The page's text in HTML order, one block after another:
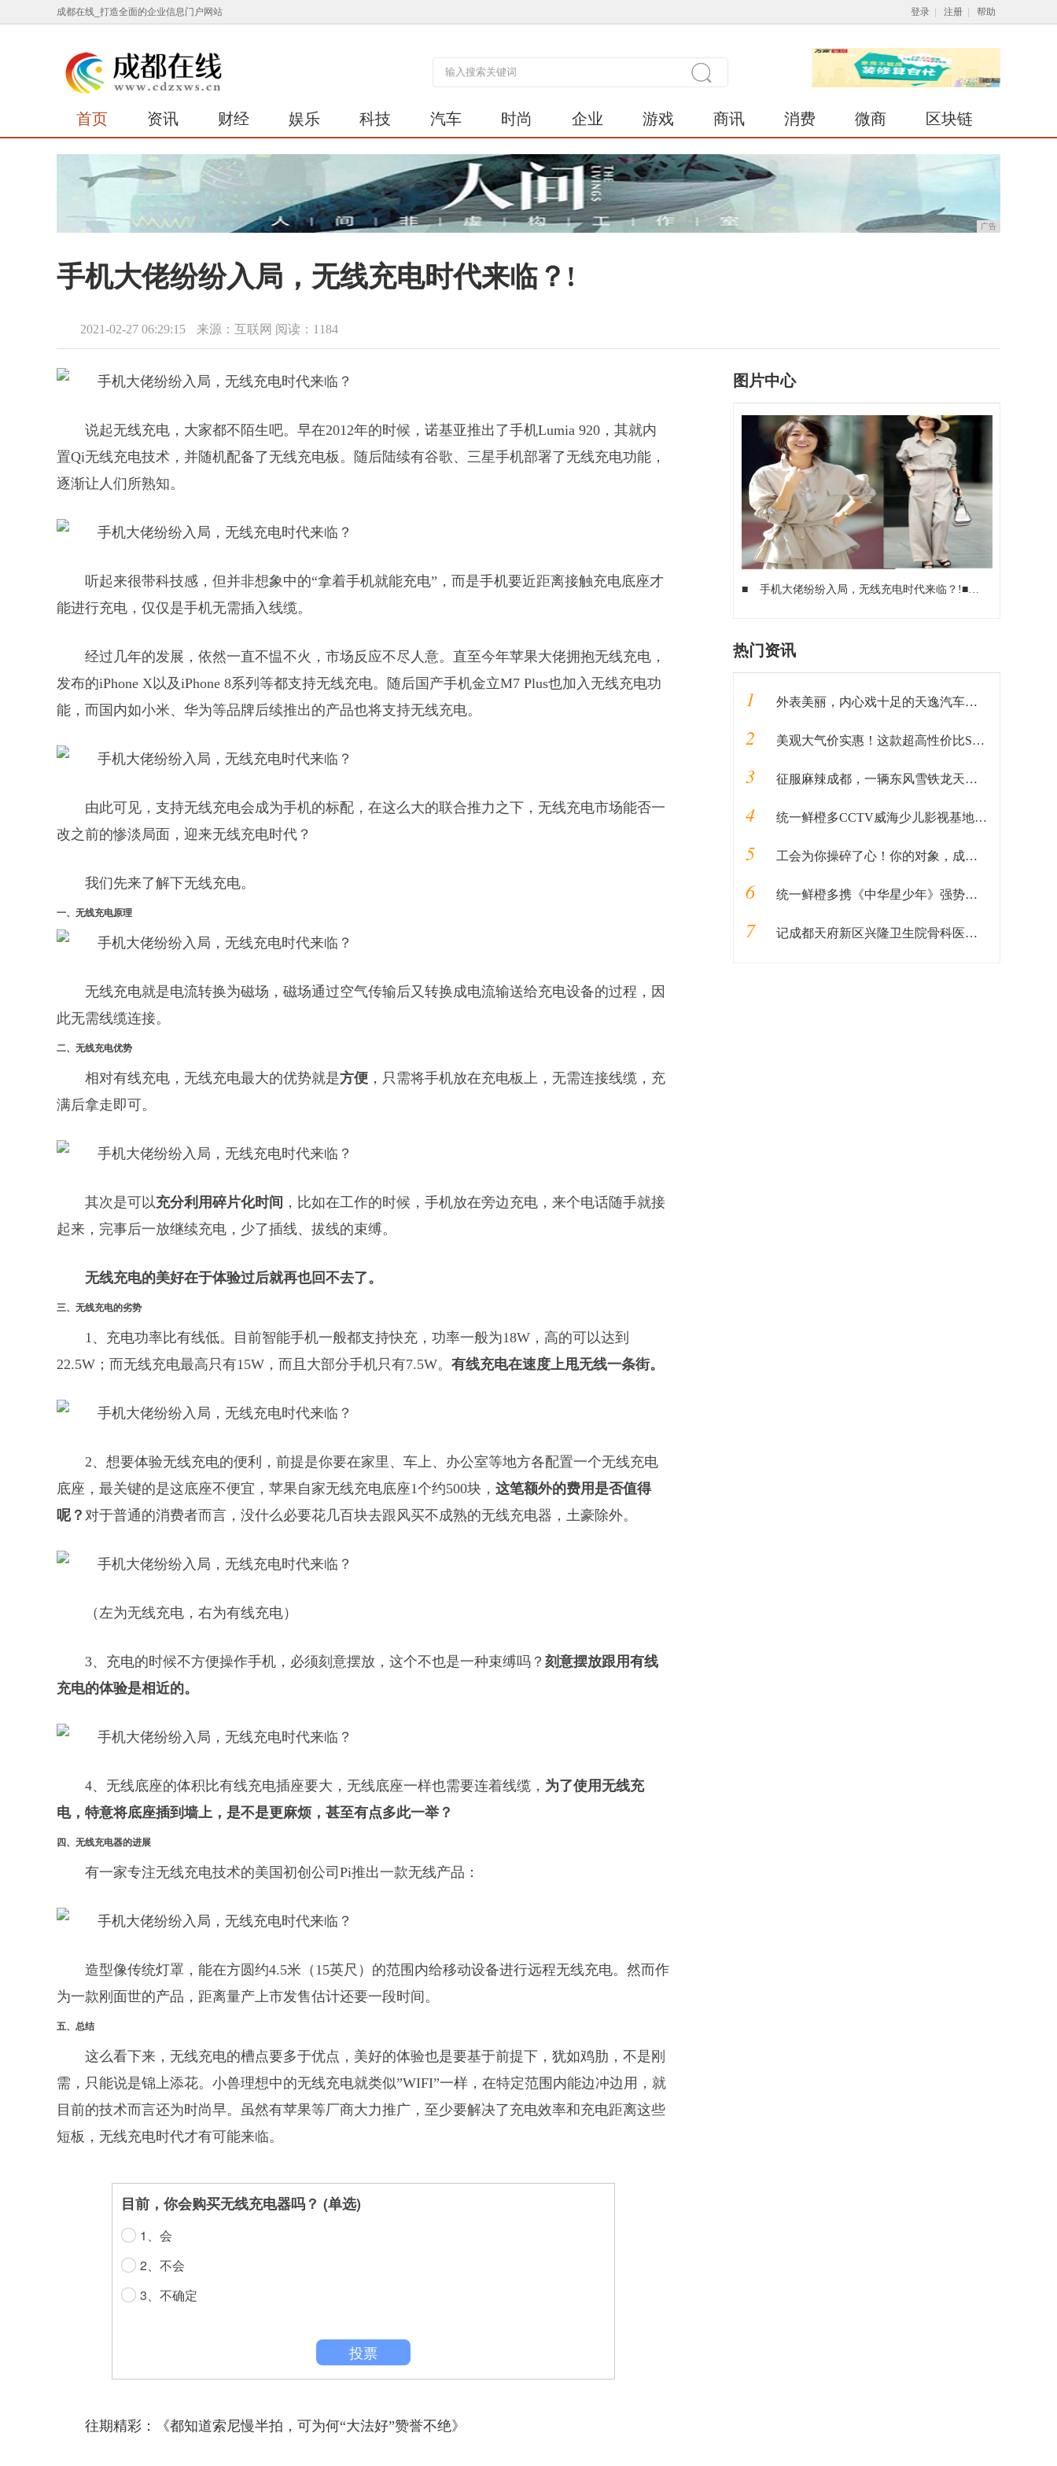
成都在线_打造全面的企业信息门户网站 登录 注册 帮助
首页 资讯 财经 娱乐 科技 汽车 时尚 企业 游戏 商讯 消费 微商 区块链
广告
手机大佬纷纷入局，无线充电时代来临？!
2021-02-27 06:29:15 来源：互联网 阅读：1184
说起无线充电，大家都不陌生吧。早在2012年的时候，诺基亚推出了手机Lumia 920，其就内
置Qi无线充电技术，并随机配备了无线充电板。随后陆续有谷歌、三星手机部署了无线充电功能，
逐渐让人们所熟知。
听起来很带科技感，但并非想象中的“拿着手机就能充电”，而是手机要近距离接触充电底座才
能进行充电，仅仅是手机无需插入线缆。
经过几年的发展，依然一直不愠不火，市场反应不尽人意。直至今年苹果大佬拥抱无线充电，
发布的iPhone X以及iPhone 8系列等都支持无线充电。随后国产手机金立M7 Plus也加入无线充电功
能，而国内如小米、华为等品牌后续推出的产品也将支持无线充电。
由此可见，支持无线充电会成为手机的标配，在这么大的联合推力之下，无线充电市场能否一
改之前的惨淡局面，迎来无线充电时代？
我们先来了解下无线充电。
一、 无线充电原理
无线充电就是电流转换为磁场，磁场通过空气传输后又转换成电流输送给充电设备的过程，因
此无需线缆连接。
二、 无线充电优势
相对有线充电，无线充电最大的优势就是方便 ，只需将手机放在充电板上，无需连接线缆，充
满后拿走即可。
其次是可以充分利用碎片化时间 ，比如在工作的时候，手机放在旁边充电，来个电话随手就接
起来，完事后一放继续充电，少了插线、拔线的束缚。
无线充电的美好在于体验过后就再也回不去了。
三、 无线充电的劣势
1、充电功率比有线低。目前智能手机一般都支持快充，功率一般为18W，高的可以达到
22.5W；而无线充电最高只有15W，而且大部分手机只有7.5W。 有线充电在速度上甩无线一条街。
2、想要体验无线充电的便利，前提是你要在家里、车上、办公室等地方各配置一个无线充电
底座，最关键的是这底座不便宜，苹果自家无线充电底座1个约500块， 这笔额外的费用是否值得
呢？ 对于普通的消费者而言，没什么必要花几百块去跟风买不成熟的无线充电器，土豪除外。
（左为无线充电，右为有线充电）
3、充电的时候不方便操作手机，必须刻意摆放，这个不也是一种束缚吗？ 刻意摆放跟用有线
充电的体验是相近的。
4、无线底座的体积比有线充电插座要大，无线底座一样也需要连着线缆， 为了使用无线充
电，特意将底座插到墙上，是不是更麻烦，甚至有点多此一举？
四、 无线充电器的进展
有一家专注无线充电技术的美国初创公司Pi推出一款无线产品：
造型像传统灯罩，能在方圆约4.5米（15英尺）的范围内给移动设备进行远程无线充电。然而作
为一款刚面世的产品，距离量产上市发售估计还要一段时间。
五、总结
这么看下来，无线充电的槽点要多于优点，美好的体验也是要基于前提下，犹如鸡肋，不是刚
需，只能说是锦上添花。小兽理想中的无线充电就类似”WIFI”一样，在特定范围内能边冲边用，就
目前的技术而言还为时尚早。虽然有苹果等厂商大力推广，至少要解决了充电效率和充电距离这些
短板，无线充电时代才有可能来临。
目前，你会购买无线充电器吗？ (单选)
1、会
2、不会
3、不确定
投票
往期精彩：《都知道索尼慢半拍，可为何“大法好”赞誉不绝》
图片中心
■ 手机大佬纷纷入局，无线充电时代来临？!■
热门资讯
1 外表美丽，内心戏十足的天逸汽车和“姐姐们”一样，靠实力圈粉
2 美观大气价实惠！这款超高性价比SUV不能错过
3 征服麻辣成都，一辆东风雪铁龙天逸就够了！
4 统一鲜橙多CCTV威海少儿影视基地《中华星少年》火热报名中
5 工会为你操碎了心！你的对象，成都总工会安排了！！！
6 统一鲜橙多携《中华星少年》强势来袭！下一位小明星就是你！
7 记成都天府新区兴隆卫生院骨科医生抗疫先进事迹—刘浩